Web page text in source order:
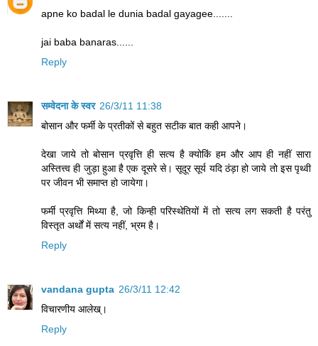
apne ko badal le dunia badal gayagee.......
jai baba banaras......
Reply
सम्वेदना के स्वर 26/3/11 11:38
बोसान और फर्मी के प्रतीकों से बहुत सटीक बात कही आपने।
देखा जाये तो बोसान प्रवृत्ति ही सत्य है क्योकिं हम और आप ही नहीं सारा
अस्तित्त्व ही जुड़ा हुआ है एक दूसरे से। सूदूर सूर्य यदि ठंड़ा हो जाये तो इस पृथ्वी
पर जीवन भी समाप्त हो जायेगा।
फर्मी प्रवृत्ति मिथ्या है, जो किन्ही परिस्थेतियों में तो सत्य लग सकती है परंतु
विस्तृत अर्थों में सत्य नहीं, भ्रम है।
Reply
vandana gupta 26/3/11 12:42
विचारणीय आलेख्।
Reply